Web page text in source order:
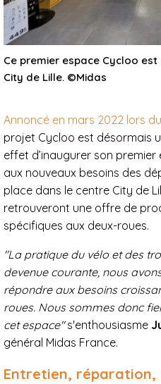
Ce premier espace Cycloo
City de Lille. ©Midas
Annoncé en mars 2022 lors
projet Cycloo est désormais
effet d’inaugurer son
aux nouveaux besoins des
place dans le centre City de
retrouveront une offre de
spécifiques aux deux-roues.
"La pratique du vélo et des
devenue courante, nous
répondre aux besoins
roues. Nous sommes donc
cet espace"s'enthousiasme
général Midas France.
Entretien, réparation,